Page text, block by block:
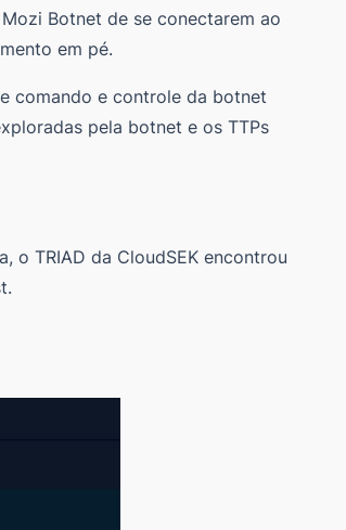
Botnet de se conectarem ao
em pé.
comando e controle da botnet
pela botnet e os TTPs
o TRIAD da CloudSEK encontrou